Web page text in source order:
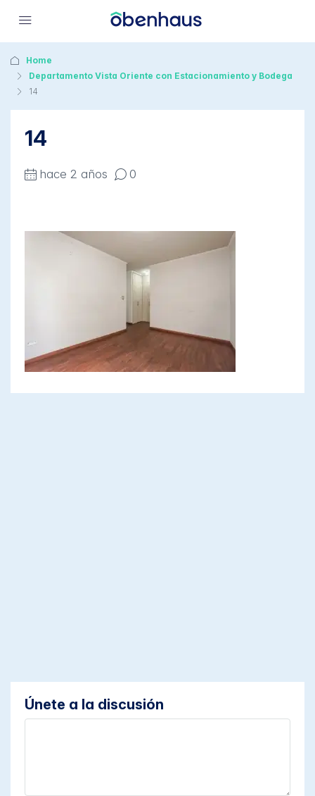
Home
Departamento Vista Oriente con Estacionamiento y Bodega
14
14
hace 2 años 0
Únete a la discusión